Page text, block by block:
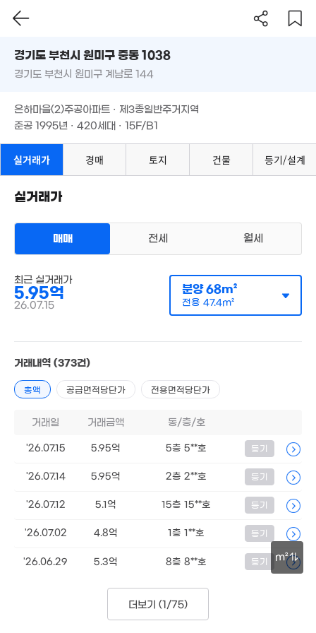
전용47m²
1.09억
필터 매물 탐색
경기도 부천시 원미구 중동 1038
준공 1995년 · 420세대 · 15F/B1
m²
경기도 부천시 원미구 중동 1038
경기도 부천시 원미구 계남로 144
은하마을(2)주공아파트 · 제3종일반주거지역
준공 1995년 · 420세대 · 15F/B1
실거래가 경매 토지 건물 등기/설계
실거래가
매매 전세 월세
최근 실거래가
5.95억
26.07.15
분양68m²
전용 47.4m²
거래내역 (373건)
총액 공급면적당단가 전용면적당단가
거래일 거래금액 동/층/호
'26.07.15 5.95억 5층 5**호 등기
'26.07.14 5.95억 2층 2**호 등기
'26.07.12 5.1억 15층 15**호 등기
'26.07.02 4.8억 1층 1**호 등기
'26.06.29 5.3억 8층 8**호 등기
더보기 (1/75)